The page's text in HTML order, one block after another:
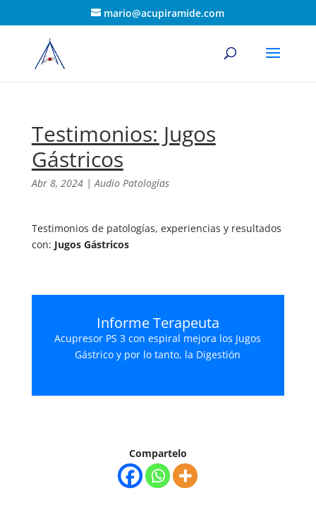
mario@acupiramide.com
Testimonios: Jugos
Gástricos
Abr 8, 2024|Audio Patologías
Testimonios de patologías, experiencias y resultados
con: Jugos Gástricos
Informe Terapeuta
Acupresor PS 3 con espiral mejora los Jugos
Gástrico y por lo tanto, la Digestión
Compartelo